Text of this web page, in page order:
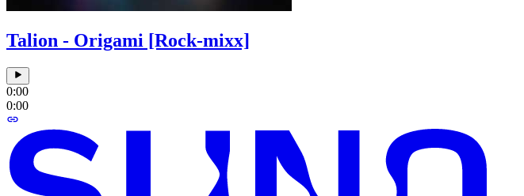
Talion - Origami [Rock-mixx]
0:00
0:00